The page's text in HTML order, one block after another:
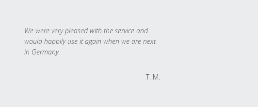
We were very pleased with the service and
would happily use it again when we are next
in Germany.
T. M.